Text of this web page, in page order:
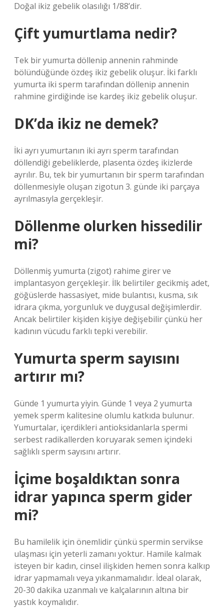
Doğal ikiz gebelik olasılığı 1/88’dir.
Çift yumurtlama nedir?
Tek bir yumurta döllenip annenin rahminde
bölündüğünde özdeş ikiz gebelik oluşur. İki farklı
yumurta iki sperm tarafından döllenip annenin
rahmine girdiğinde ise kardeş ikiz gebelik oluşur.
DK’da ikiz ne demek?
İki ayrı yumurtanın iki ayrı sperm tarafından
döllendiği gebeliklerde, plasenta özdeş ikizlerde
ayrılır. Bu, tek bir yumurtanın bir sperm tarafından
döllenmesiyle oluşan zigotun 3. günde iki parçaya
ayrılmasıyla gerçekleşir.
Döllenme olurken hissedilir
mi?
Döllenmiş yumurta (zigot) rahime girer ve
implantasyon gerçekleşir. İlk belirtiler gecikmiş adet,
göğüslerde hassasiyet, mide bulantısı, kusma, sık
idrara çıkma, yorgunluk ve duygusal değişimlerdir.
Ancak belirtiler kişiden kişiye değişebilir çünkü her
kadının vücudu farklı tepki verebilir.
Yumurta sperm sayısını
artırır mı?
Günde 1 yumurta yiyin. Günde 1 veya 2 yumurta
yemek sperm kalitesine olumlu katkıda bulunur.
Yumurtalar, içerdikleri antioksidanlarla spermi
serbest radikallerden koruyarak semen içindeki
sağlıklı sperm sayısını artırır.
İçime boşaldıktan sonra
idrar yapınca sperm gider
mi?
Bu hamilelik için önemlidir çünkü spermin servikse
ulaşması için yeterli zamanı yoktur. Hamile kalmak
isteyen bir kadın, cinsel ilişkiden hemen sonra kalkıp
idrar yapmamalı veya yıkanmamalıdır. İdeal olarak,
20-30 dakika uzanmalı ve kalçalarının altına bir
yastık koymalıdır.